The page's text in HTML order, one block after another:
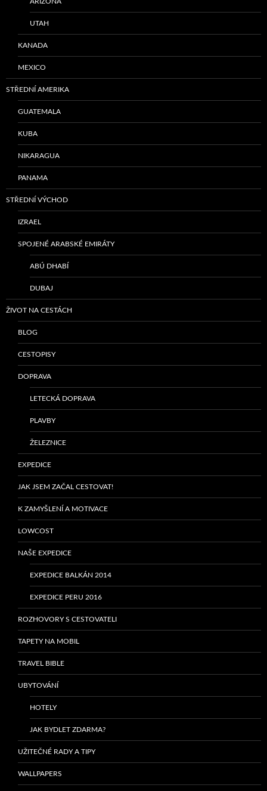
UTAH
KANADA
MEXICO
STŘEDNÍ AMERIKA
GUATEMALA
KUBA
NIKARAGUA
PANAMA
STŘEDNÍ VÝCHOD
IZRAEL
SPOJENÉ ARABSKÉ EMIRÁTY
ABÚ DHABÍ
DUBAJ
ŽIVOT NA CESTÁCH
BLOG
CESTOPISY
DOPRAVA
LETECKÁ DOPRAVA
PLAVBY
ŽELEZNICE
EXPEDICE
JAK JSEM ZAČAL CESTOVAT!
K ZAMYŠLENÍ A MOTIVACE
LOWCOST
NAŠE EXPEDICE
EXPEDICE BALKÁN 2014
EXPEDICE PERU 2016
ROZHOVORY S CESTOVATELI
TAPETY NA MOBIL
TRAVEL BIBLE
UBYTOVÁNÍ
HOTELY
JAK BYDLET ZDARMA?
UŽITEČNÉ RADY A TIPY
WALLPAPERS